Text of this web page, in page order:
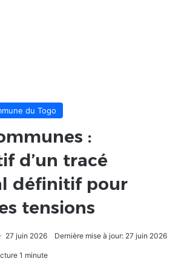
du Togo
:
d’un tracé
définitif pour
tensions
27 juin 2026 Dernière mise à jour: 27 juin 2026
1 minute